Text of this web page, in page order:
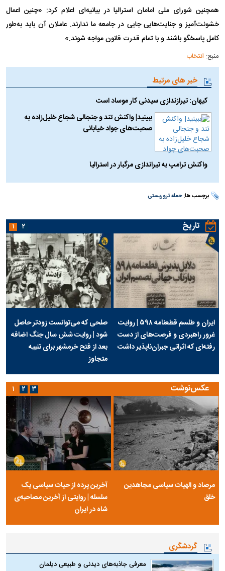
همچنین شورای ملی امامان استرالیا در بیانیه‌ای اعلام کرد: «چنین اعمال
خشونت‌آمیز و جنایت‌هایی جایی در جامعه ما ندارند. عاملان آن باید به‌طور
کامل پاسخگو باشند و با تمام قدرت قانون مواجه شوند.»
منبع: انتخاب
خبر های مرتبط
کیهان: تیرازندازی سیدنی کار موساد است
ببینید| واکنش تند و جنجالی شجاع خلیل‌زاده به
صحبت‌های جواد خیابانی
واکنش ترامپ به تیراندازی مرگبار در استرالیا
برچسب ها:حمله تروریستی
تاریخ
ایران و طلسم قطعنامه ۵۹۸ | روایت
غرور راهبردی و فرصت‌های از دست
رفته‌ای که اثراتی جبران‌ناپذیر داشت
صلحی که می‌توانست زودتر حاصل
شود | روایت شش سال جنگ اضافه
بعد از فتح خرمشهر برای تنبیه
متجاوز
۱ ۲
عکس‌نوشت
مرصاد و الهیات سیاسی مجاهدین
خلق
آخرین پرده از حیات سیاسی یک
سلسله | روایتی از آخرین مصاحبه‌ی
شاه در ایران
۱ ۲ ۳
گردشگری
معرفی جاذبه‌های دیدنی و طبیعی دیلمان